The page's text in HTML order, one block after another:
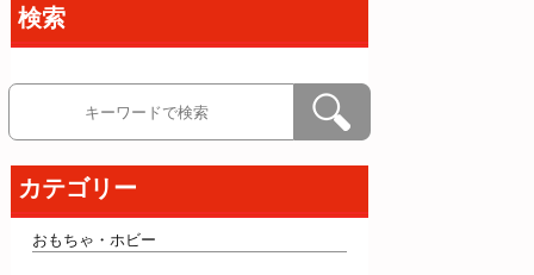
検索
カテゴリー
おもちゃ・ホビー